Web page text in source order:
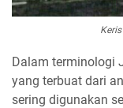
Dalam terminologi
yang terbuat dari
sering digunakan